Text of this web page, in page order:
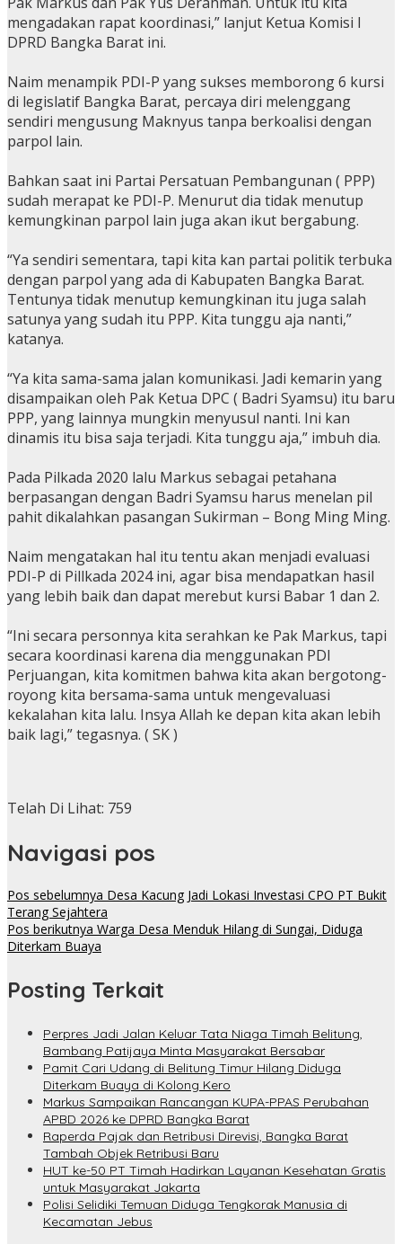
mengadakan rapat koordinasi,” lanjut Ketua Komisi I
DPRD Bangka Barat ini.
Naim menampik PDI-P yang sukses memborong 6 kursi
di legislatif Bangka Barat, percaya diri melenggang
sendiri mengusung Maknyus tanpa berkoalisi dengan
parpol lain.
Bahkan saat ini Partai Persatuan Pembangunan ( PPP)
sudah merapat ke PDI-P. Menurut dia tidak menutup
kemungkinan parpol lain juga akan ikut bergabung.
“Ya sendiri sementara, tapi kita kan partai politik terbuka
dengan parpol yang ada di Kabupaten Bangka Barat.
Tentunya tidak menutup kemungkinan itu juga salah
satunya yang sudah itu PPP. Kita tunggu aja nanti,”
katanya.
“Ya kita sama-sama jalan komunikasi. Jadi kemarin yang
disampaikan oleh Pak Ketua DPC ( Badri Syamsu) itu baru
PPP, yang lainnya mungkin menyusul nanti. Ini kan
dinamis itu bisa saja terjadi. Kita tunggu aja,” imbuh dia.
Pada Pilkada 2020 lalu Markus sebagai petahana
berpasangan dengan Badri Syamsu harus menelan pil
pahit dikalahkan pasangan Sukirman – Bong Ming Ming.
Naim mengatakan hal itu tentu akan menjadi evaluasi
PDI-P di Pillkada 2024 ini, agar bisa mendapatkan hasil
yang lebih baik dan dapat merebut kursi Babar 1 dan 2.
“Ini secara personnya kita serahkan ke Pak Markus, tapi
secara koordinasi karena dia menggunakan PDI
Perjuangan, kita komitmen bahwa kita akan bergotong-
royong kita bersama-sama untuk mengevaluasi
kekalahan kita lalu. Insya Allah ke depan kita akan lebih
baik lagi,” tegasnya. ( SK )
Telah Di Lihat: 759
Navigasi pos
Pos sebelumnya Desa Kacung Jadi Lokasi Investasi CPO PT Bukit
Terang Sejahtera
Pos berikutnya Warga Desa Menduk Hilang di Sungai, Diduga
Diterkam Buaya
Posting Terkait
Perpres Jadi Jalan Keluar Tata Niaga Timah Belitung,
Bambang Patijaya Minta Masyarakat Bersabar
Pamit Cari Udang di Belitung Timur Hilang Diduga
Diterkam Buaya di Kolong Kero
Markus Sampaikan Rancangan KUPA-PPAS Perubahan
APBD 2026 ke DPRD Bangka Barat
Raperda Pajak dan Retribusi Direvisi, Bangka Barat
Tambah Objek Retribusi Baru
HUT ke-50 PT Timah Hadirkan Layanan Kesehatan Gratis
untuk Masyarakat Jakarta
Polisi Selidiki Temuan Diduga Tengkorak Manusia di
Kecamatan Jebus